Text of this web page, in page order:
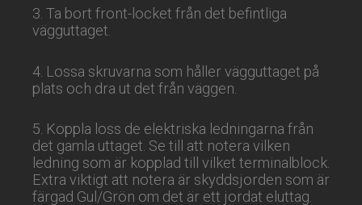
3. Ta bort front-locket från det befintliga
vägguttaget.
4. Lossa skruvarna som håller vägguttaget på
plats och dra ut det från väggen.
5. Koppla loss de elektriska ledningarna från
det gamla uttaget. Se till att notera vilken
ledning som är kopplad till vilket terminalblock.
Extra viktigt att notera är skyddsjorden som är
färgad Gul/Grön om det är ett jordat eluttag.